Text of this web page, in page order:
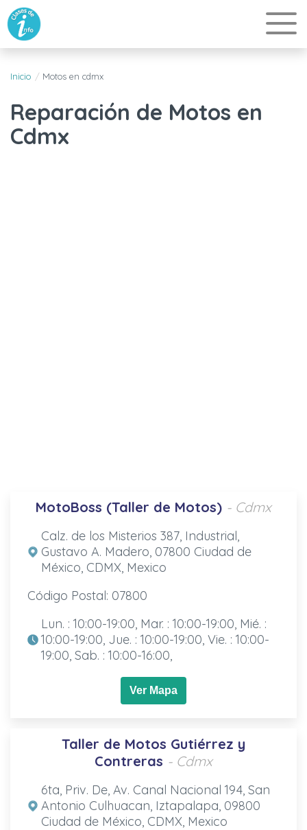
Inicio Motos en cdmx
Reparación de Motos en
Cdmx
MotoBoss (Taller de Motos) - Cdmx
Calz. de los Misterios 387, Industrial,
Gustavo A. Madero, 07800 Ciudad de
México, CDMX, Mexico
Código Postal: 07800
Lun. : 10:00-19:00, Mar. : 10:00-19:00, Mié. :
10:00-19:00, Jue. : 10:00-19:00, Vie. : 10:00-
19:00, Sab. : 10:00-16:00,
Ver Mapa
Taller de Motos Gutiérrez y
Contreras - Cdmx
6ta, Priv. De, Av. Canal Nacional 194, San
Antonio Culhuacan, Iztapalapa, 09800
Ciudad de México, CDMX, Mexico